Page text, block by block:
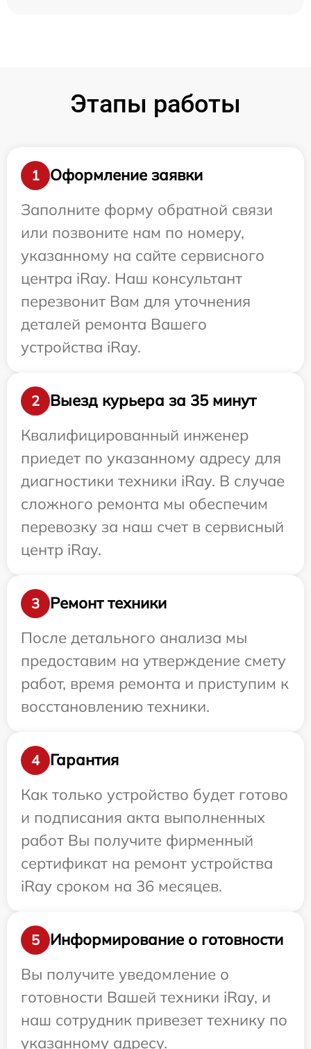
Этапы работы
1
Оформление заявки
Заполните форму обратной связи
или позвоните нам по номеру,
указанному на сайте сервисного
центра iRay. Наш консультант
перезвонит Вам для уточнения
деталей ремонта Вашего
устройства iRay.
2
Выезд курьера за 35 минут
Квалифицированный инженер
приедет по указанному адресу для
диагностики техники iRay. В случае
сложного ремонта мы обеспечим
перевозку за наш счет в сервисный
центр iRay.
3
Ремонт техники
После детального анализа мы
предоставим на утверждение смету
работ, время ремонта и приступим к
восстановлению техники.
4
Гарантия
Как только устройство будет готово
и подписания акта выполненных
работ Вы получите фирменный
сертификат на ремонт устройства
iRay сроком на 36 месяцев.
5
Информирование о готовности
Вы получите уведомление о
готовности Вашей техники iRay, и
наш сотрудник привезет технику по
указанному адресу.